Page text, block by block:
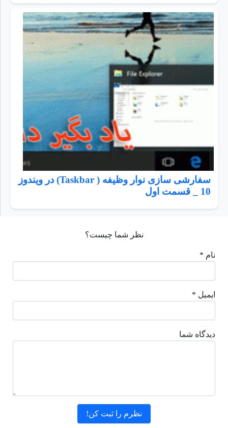
سفارشی سازی نوار وظیفه ( Taskbar) در ویندوز
10 _ قسمت اول
نظر شما چیست؟
نام *
ایمیل *
دیدگاه شما